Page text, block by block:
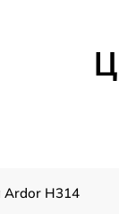
Ardor H314